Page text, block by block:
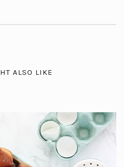
ALSO LIKE